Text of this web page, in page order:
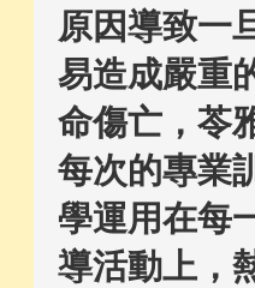
原因導致一
易造成嚴重
命傷亡，苓
每次的專業
學運用在每
導活動上，